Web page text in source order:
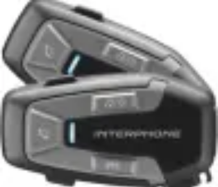
Test Casques Audio
test casques audioBien-êtreGuide d'achat
relaxation
Qualité Sonore
Test Casques Audio